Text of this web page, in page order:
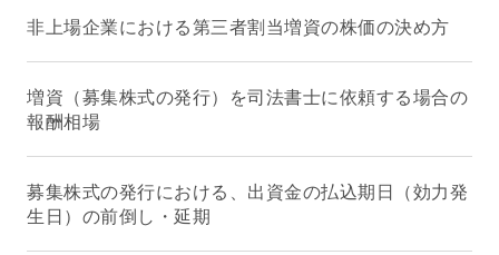
非上場企業における第三者割当増資の株価の決め方
増資（募集株式の発行）を司法書士に依頼する場合の
報酬相場
募集株式の発行における、出資金の払込期日（効力発
生日）の前倒し・延期